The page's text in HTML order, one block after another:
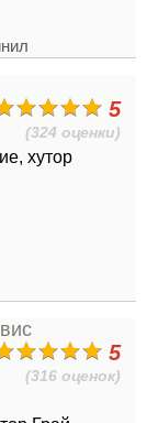
5
(324 оценки)
хутор
5
(316 оценок)